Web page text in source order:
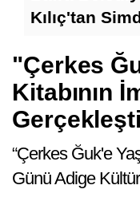
Kılıç'tan
"Çerkes
Kitabının
“Çerkes Ğuk'e
Günü Adige